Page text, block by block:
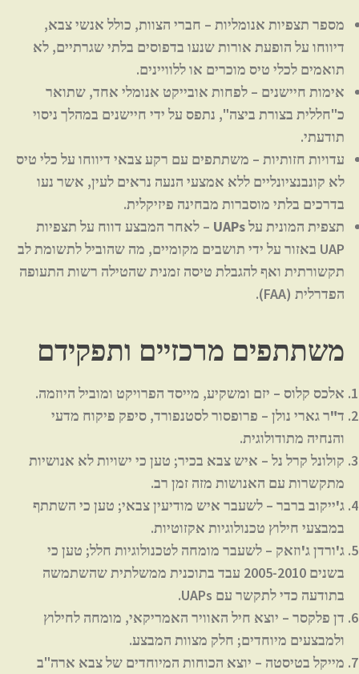
מספר תצפיות אנומליות – חברי הצוות, כולל אנשי צבא,
דיווחו על הופעת אורות שנעו בדפוסים בלתי שגרתיים, לא
תואמים לכלי טיס מוכרים או ללוויינים.
אימות חיישנים – לפחות אובייקט אנומלי אחד, שתואר
כ"חללית בצורת ביצה", נתפס על ידי חיישנים במהלך ניסוי
תודעתי.
עדויות חזותיות – משתתפים עם רקע צבאי דיווחו על כלי טיס
לא קונבנציונליים ללא אמצעי הנעה נראים לעין, אשר נעו
בדרכים בלתי מוסברות מבחינה פיזיקלית.
תצפית המונית על UAPs
– לאחר המבצע דווח על תצפיות
UAP באזור על ידי תושבים מקומיים, מה שהוביל לתשומת לב
תקשורתית ואף להגבלת טיסה זמנית שהטילה רשות התעופה
הפדרלית (FAA).
משתתפים מרכזיים ותפקידם
אלכס קלוס – יזם ומשקיע, מייסד הפרויקט ומוביל היוזמה.
ד"ר גארי נולן – פרופסור לסטנפורד, סיפק פיקוח מדעי
והנחיה מתודולוגית.
קולונל קרל נל – איש צבא בכיר; טען כי ישויות לא אנושיות
מתקשרות עם האנושות מזה זמן רב.
ג'ייקוב ברבר – לשעבר איש מודיעין צבאי; טען כי השתתף
במבצעי חילוץ טכנולוגיות אקזוטיות.
ג'ורדן ג'וזאק – לשעבר מומחה לטכנולוגיות חלל; טען כי
בשנים 2005-2010 עבד בתוכנית ממשלתית שהשתמשה
בתודעה כדי לתקשר עם UAPs.
דן פלקסר – יוצא חיל האוויר האמריקאי, מומחה לחילוץ
ולמבצעים מיוחדים; חלק מצוות המבצע.
מייקל בטיסטה – יוצא הכוחות המיוחדים של צבא ארה"ב